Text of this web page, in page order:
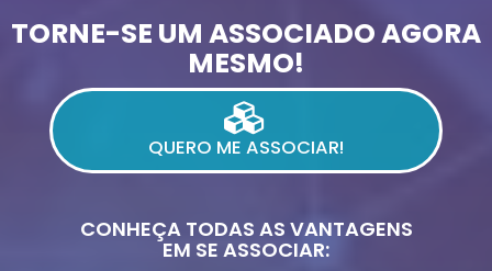
TORNE-SE UM ASSOCIADO AGORA
MESMO!
QUERO ME ASSOCIAR!
CONHEÇA TODAS AS VANTAGENS
EM SE ASSOCIAR: